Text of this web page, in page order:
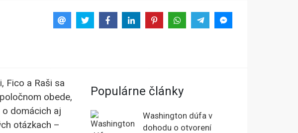
Populárne články
Washington dúfa v
dohodu o otvorení